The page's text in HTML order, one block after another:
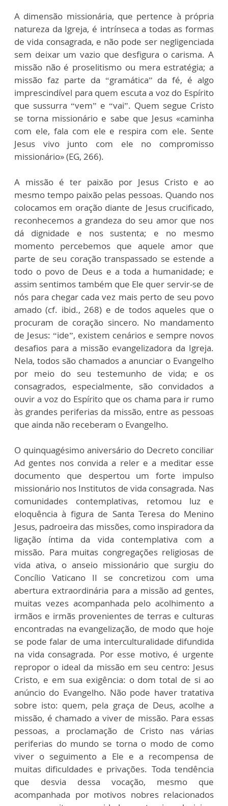
A dimensão missionária, que pertence à própria
natureza da Igreja, é intrínseca a todas as formas
de vida consagrada, e não pode ser negligenciada
sem deixar um vazio que desfigura o carisma. A
missão não é proselitismo ou mera estratégia; a
missão faz parte da “gramática” da fé, é algo
imprescindível para quem escuta a voz do Espírito
que sussurra “vem” e “vai”. Quem segue Cristo
se torna missionário e sabe que Jesus «caminha
com ele, fala com ele e respira com ele. Sente
Jesus vivo junto com ele no compromisso
missionário» (EG, 266).
A missão é ter paixão por Jesus Cristo e ao
mesmo tempo paixão pelas pessoas. Quando nos
colocamos em oração diante de Jesus crucificado,
reconhecemos a grandeza do seu amor que nos
dá dignidade e nos sustenta; e no mesmo
momento percebemos que aquele amor que
parte de seu coração transpassado se estende a
todo o povo de Deus e a toda a humanidade; e
assim sentimos também que Ele quer servir-se de
nós para chegar cada vez mais perto de seu povo
amado (cf. ibid., 268) e de todos aqueles que o
procuram de coração sincero. No mandamento
de Jesus: “ide”, existem cenários e sempre novos
desafios para a missão evangelizadora da Igreja.
Nela, todos são chamados a anunciar o Evangelho
por meio do seu testemunho de vida; e os
consagrados, especialmente, são convidados a
ouvir a voz do Espírito que os chama para ir rumo
às grandes periferias da missão, entre as pessoas
que ainda não receberam o Evangelho.
O quinquagésimo aniversário do Decreto conciliar
Ad gentes nos convida a reler e a meditar esse
documento que despertou um forte impulso
missionário nos Institutos de vida consagrada. Nas
comunidades contemplativas, retomou luz e
eloquência à figura de Santa Teresa do Menino
Jesus, padroeira das missões, como inspiradora da
ligação íntima da vida contemplativa com a
missão. Para muitas congregações religiosas de
vida ativa, o anseio missionário que surgiu do
Concílio Vaticano II se concretizou com uma
abertura extraordinária para a missão ad gentes,
muitas vezes acompanhada pelo acolhimento a
irmãos e irmãs provenientes de terras e culturas
encontradas na evangelização, de modo que hoje
se pode falar de uma interculturalidade difundida
na vida consagrada. Por esse motivo, é urgente
repropor o ideal da missão em seu centro: Jesus
Cristo, e em sua exigência: o dom total de si ao
anúncio do Evangelho. Não pode haver tratativa
sobre isto: quem, pela graça de Deus, acolhe a
missão, é chamado a viver de missão. Para essas
pessoas, a proclamação de Cristo nas várias
periferias do mundo se torna o modo de como
viver o seguimento a Ele e a recompensa de
muitas dificuldades e privações. Toda tendência
que desvia dessa vocação, mesmo que
acompanhada por motivos nobres relacionados